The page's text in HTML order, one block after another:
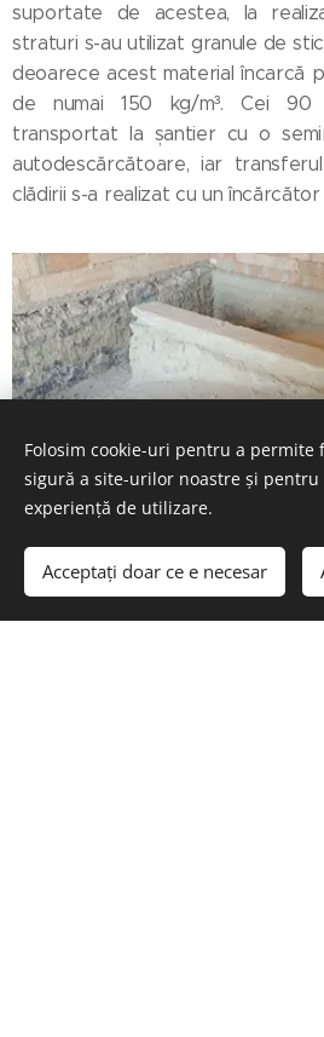
suportate de acestea, la
straturi s-au utilizat granule de
deoarece acest material încarcă
de numai 150 kg/m³. Cei 90
transportat la șantier cu o
autodescărcătoare, iar
clădirii s-a realizat cu un
Folosim cookie-uri pentru a permite
sigură a site-urilor noastre și pentru
experiență de utilizare.
Acceptați doar ce e necesar